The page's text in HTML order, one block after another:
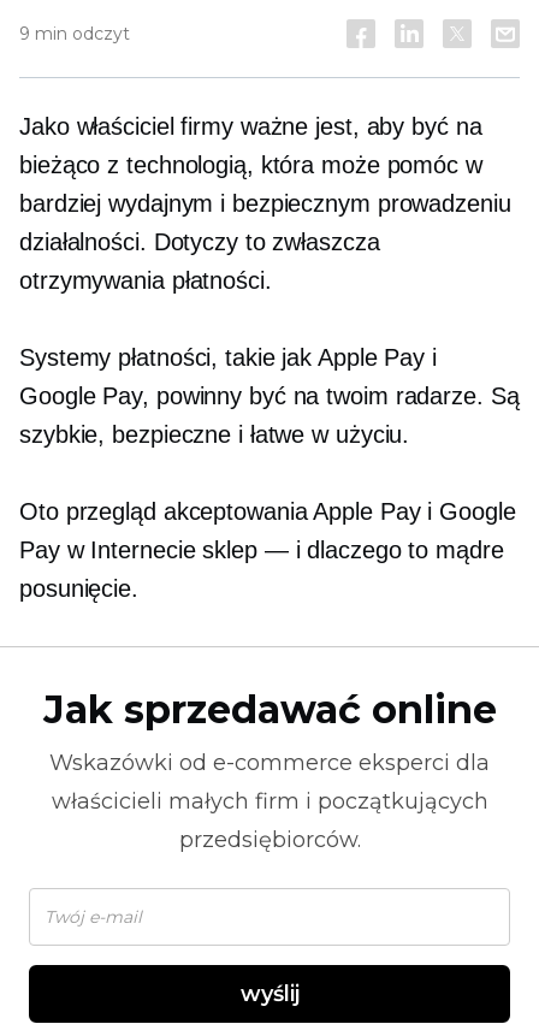
9 min odczyt
Jako właściciel firmy ważne jest, aby być na
bieżąco z technologią, która może pomóc w
bardziej wydajnym i bezpiecznym prowadzeniu
działalności. Dotyczy to zwłaszcza
otrzymywania płatności.
Systemy płatności, takie jak Apple Pay i
Google Pay, powinny być na twoim radarze. Są
szybkie, bezpieczne i łatwe w użyciu.
Oto przegląd akceptowania Apple Pay i Google
Pay w Interneciesklep — idlaczego to mądre
posunięcie.
Jak sprzedawać online
Wskazówki od e-commerce eksperci dla
właścicieli małych firm i początkujących
przedsiębiorców.
wyślij